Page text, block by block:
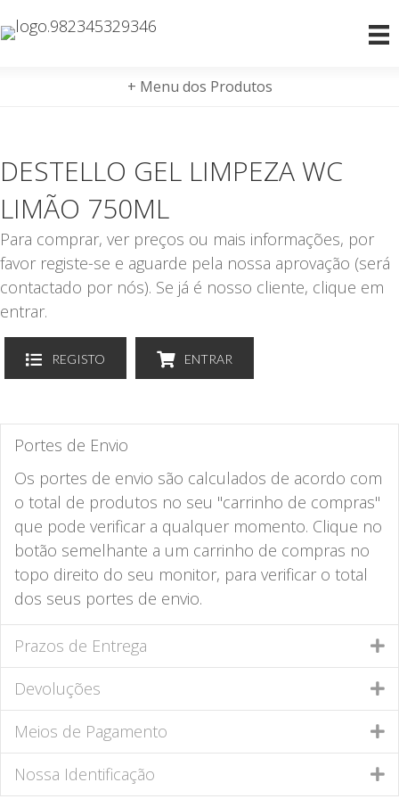
+ Menu dos Produtos
DESTELLO GEL LIMPEZA WC
LIMÃO 750ML
Para comprar, ver preços ou mais informações, por
favor registe-se e aguarde pela nossa aprovação (será
contactado por nós). Se já é nosso cliente, clique em
entrar.
REGISTO ENTRAR
Portes de Envio
Os portes de envio são calculados de acordo com
o total de produtos no seu "carrinho de compras"
que pode verificar a qualquer momento. Clique no
botão semelhante a um carrinho de compras no
topo direito do seu monitor, para verificar o total
dos seus portes de envio.
Prazos de Entrega
Devoluções
Meios de Pagamento
Nossa Identificação